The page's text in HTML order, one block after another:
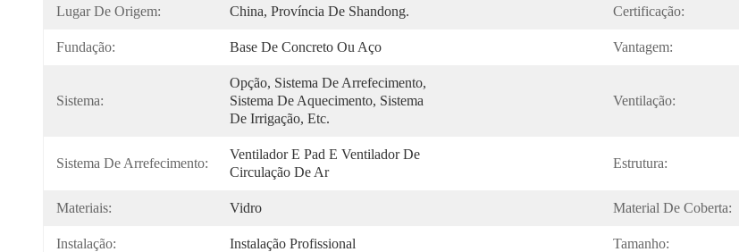
Lugar De Origem: China, Província De Shandong. Certificação:
Fundação: Base De Concreto Ou Aço Vantagem:
Sistema:
Opção, Sistema De Arrefecimento,
Sistema De Aquecimento, Sistema
De Irrigação, Etc.
Ventilação:
Sistema De Arrefecimento:
Ventilador E Pad E Ventilador De
Circulação De Ar
Estrutura:
Materiais: Vidro Material De Coberta:
Instalação: Instalação Profissional Tamanho: